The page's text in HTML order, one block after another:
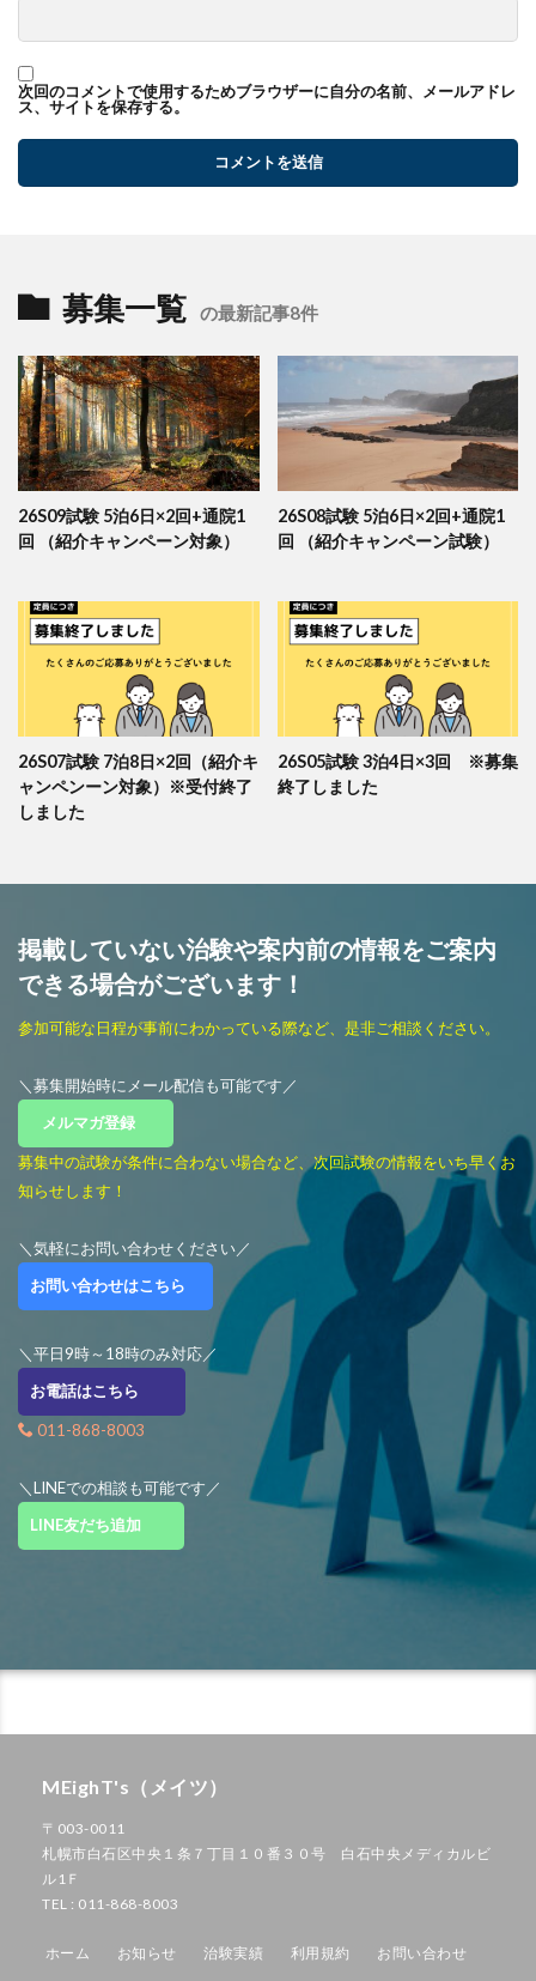
次回のコメントで使用するためブラウザーに自分の名前、メールアドレ
ス、サイトを保存する。
募集一覧 の最新記事8件
26S09試験 5泊6日×2回+通院1
回 （紹介キャンペーン対象）
26S08試験 5泊6日×2回+通院1
回 （紹介キャンペーン試験）
26S07試験 7泊8日×2回（紹介キ
ャンペンーン対象）※受付終了
しました
26S05試験 3泊4日×3回 ※募集
終了しました
掲載していない治験や案内前の情報をご案内
できる場合がございます！
参加可能な日程が事前にわかっている際など、是非ご相談ください。
＼募集開始時にメール配信も可能です／
メルマガ登録
募集中の試験が条件に合わない場合など、次回試験の情報をいち早くお
知らせします！
＼気軽にお問い合わせください／
お問い合わせはこちら
＼平日9時～18時のみ対応／
お電話はこちら
011-868-8003
＼LINEでの相談も可能です／
LINE友だち追加
MEighT's（メイツ）
〒003-0011
札幌市白石区中央１条７丁目１０番３０号 白石中央メディカルビ
ル1Ｆ
TEL : 011-868-8003
ホーム お知らせ 治験実績 利用規約 お問い合わせ